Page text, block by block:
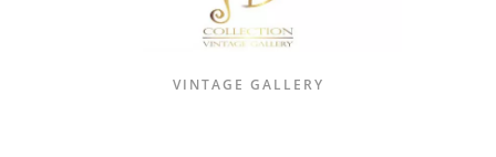
VINTAGE GALLERY